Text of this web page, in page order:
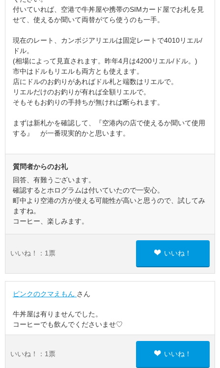
付いていれば、空港で牛丼屋や携帯のSIMカード屋でお札を見
せて、使えるか聞いて両替がてら使うのも一手。
現在のレート、カンボジアリエルは固定レートで4010リエル/
ドル。
(相場によって見直されます。昨年4月は4200リエル/ドル。)
市中はドルもリエルも両方とも使えます。
店にドルのお釣りがあればドル札と端数はリエルで。
リエルだけのお釣りが有れば全額リエルで。
そもそもお釣りの手持ちが無ければ断られます。
まずは新札かを確認して、『空港内の店で使えるか聞いて使用
する』 が一番現実的かと思います。
質問者からのお礼
回答、有難うございます。
確認するとホログラムは付いていたので一安心。
町中より空港の方が使える可能性が高いと思うので、試してみ
ますね。
コーヒー、楽しみます。
いいね！： 1 票 いいね！
ピンクのクマえもん さん
牛丼屋は有りませんでした。
コーヒーでも飲んでくださいませ♡
いいね！： 1 票 いいね！